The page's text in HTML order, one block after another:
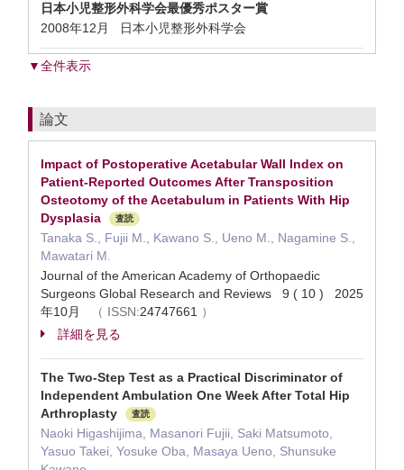
日本小児整形外科学会最優秀ポスター賞
2008年12月 日本小児整形外科学会
▼全件表示
論文
Impact of Postoperative Acetabular Wall Index on
Patient-Reported Outcomes After Transposition
Osteotomy of the Acetabulum in Patients With Hip
Dysplasia
査読
Tanaka S., Fujii M., Kawano S., Ueno M., Nagamine S.,
Mawatari M.
Journal of the American Academy of Orthopaedic
Surgeons Global Research and Reviews 9 ( 10 ) 2025
年10月
（ ISSN:24747661 ）
詳細を見る
The Two-Step Test as a Practical Discriminator of
Independent Ambulation One Week After Total Hip
Arthroplasty
査読
Naoki Higashijima, Masanori Fujii, Saki Matsumoto,
Yasuo Takei, Yosuke Oba, Masaya Ueno, Shunsuke